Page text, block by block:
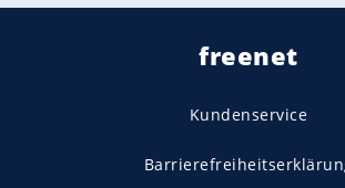
freenet
Kundenservice